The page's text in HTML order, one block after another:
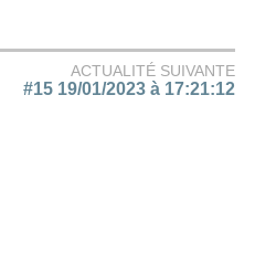
ACTUALITÉ SUIVANTE
#15 19/01/2023 à 17:21:12